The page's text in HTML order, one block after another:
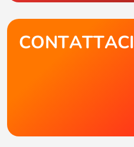
CONTATTACI